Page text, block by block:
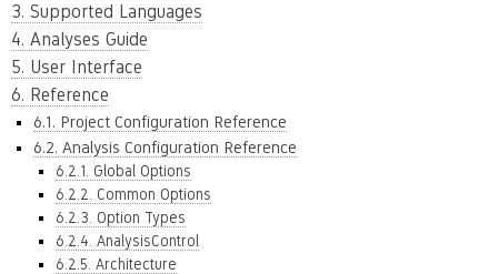
3. Supported Languages
4. Analyses Guide
5. User Interface
6. Reference
6.1. Project Configuration Reference
6.2. Analysis Configuration Reference
6.2.1. Global Options
6.2.2. Common Options
6.2.3. Option Types
6.2.4. AnalysisControl
6.2.5. Architecture